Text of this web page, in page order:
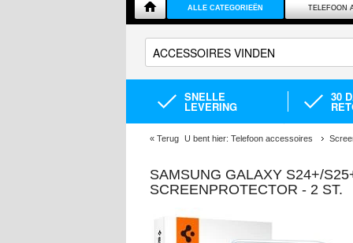
ALLE CATEGORIEËN TELEFOON
SNELLE
LEVERING
30
« Terug U bent hier: Telefoon accessoires
SAMSUNG GALAXY S24+/
SCREENPROTECTOR - 2 ST.